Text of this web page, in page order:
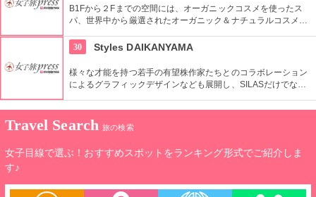
B1Fから２Fまでの空間には、オーガニックコスメを使ったス
パ、世界中から厳選されたオーガニック＆ナチュラルコスメを
り、心も体もリフレッシュできます。
30 Styles DAIKANYAMA
様々な才能を持つ若手の有望株作家たちとのコラボレーション
によるグラフィックデザインなども展開し、SILASだけでな
Travel Search 旅の検索
女子目線で選ぶ！おすすめスポットをランキング形式でご紹介しま
す♪